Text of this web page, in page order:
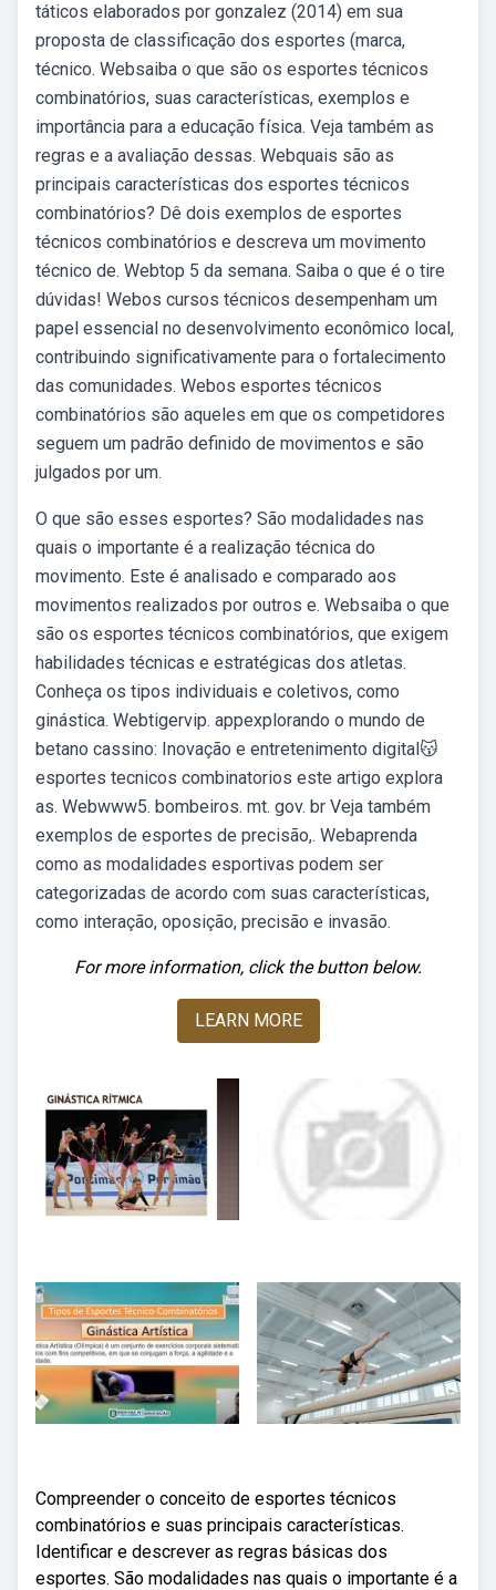
táticos elaborados por gonzalez (2014) em sua
proposta de classificação dos esportes (marca,
técnico. Websaiba o que são os esportes técnicos
combinatórios, suas características, exemplos e
importância para a educação física. Veja também as
regras e a avaliação dessas. Webquais são as
principais características dos esportes técnicos
combinatórios? Dê dois exemplos de esportes
técnicos combinatórios e descreva um movimento
técnico de. Webtop 5 da semana. Saiba o que é o tire
dúvidas! Webos cursos técnicos desempenham um
papel essencial no desenvolvimento econômico local,
contribuindo significativamente para o fortalecimento
das comunidades. Webos esportes técnicos
combinatórios são aqueles em que os competidores
seguem um padrão definido de movimentos e são
julgados por um.
O que são esses esportes? São modalidades nas
quais o importante é a realização técnica do
movimento. Este é analisado e comparado aos
movimentos realizados por outros e. Websaiba o que
são os esportes técnicos combinatórios, que exigem
habilidades técnicas e estratégicas dos atletas.
Conheça os tipos individuais e coletivos, como
ginástica. Webtigervip. appexplorando o mundo de
betano cassino: Inovação e entretenimento digital😽
esportes tecnicos combinatorios este artigo explora
as. Webwww5. bombeiros. mt. gov. br Veja também
exemplos de esportes de precisão,. Webaprenda
como as modalidades esportivas podem ser
categorizadas de acordo com suas características,
como interação, oposição, precisão e invasão.
For more information, click the button below.
LEARN MORE
Compreender o conceito de esportes técnicos
combinatórios e suas principais características.
Identificar e descrever as regras básicas dos
esportes. São modalidades nas quais o importante é a